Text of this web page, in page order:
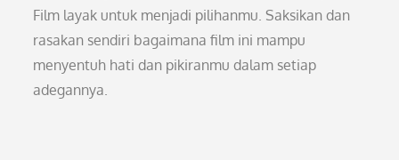
Film layak untuk menjadi pilihanmu. Saksikan dan
rasakan sendiri bagaimana film ini mampu
menyentuh hati dan pikiranmu dalam setiap
adegannya.